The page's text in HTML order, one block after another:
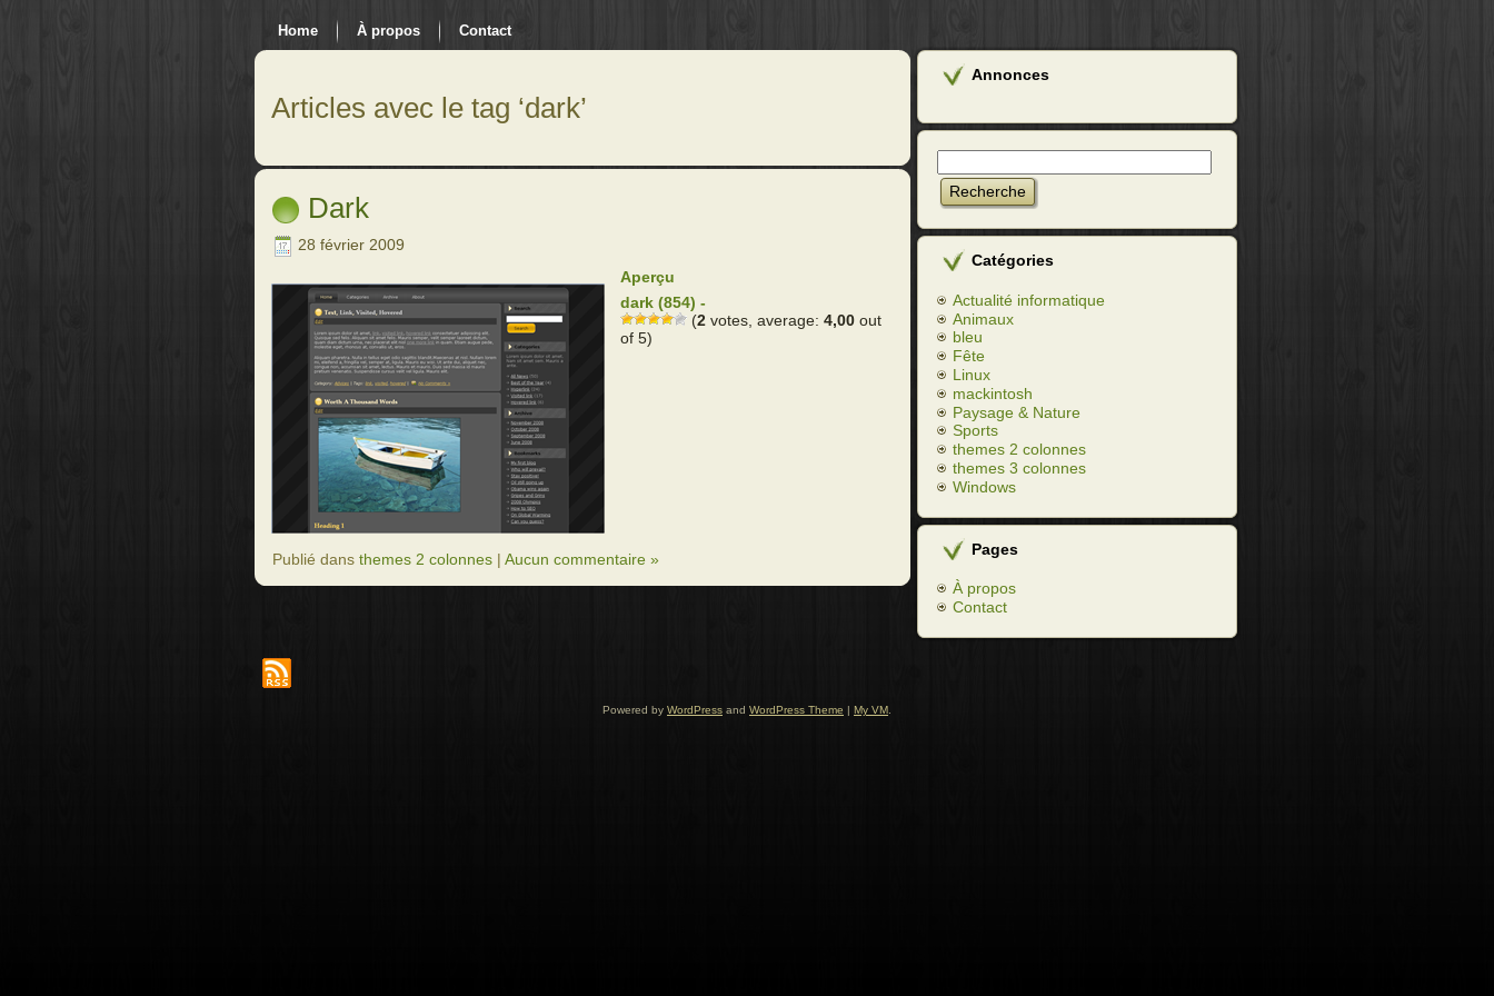
Home À propos Contact
Articles avec le tag ‘dark’
Dark
28 février 2009
Aperçu
dark (854) -
(2 votes, average: 4,00 out
of 5)
Publié dans themes 2 colonnes | Aucun commentaire »
Annonces
Catégories
Actualité informatique
Animaux
bleu
Fête
Linux
mackintosh
Paysage & Nature
Sports
themes 2 colonnes
themes 3 colonnes
Windows
Pages
À propos
Contact
Powered by WordPress and WordPress Theme | My VM